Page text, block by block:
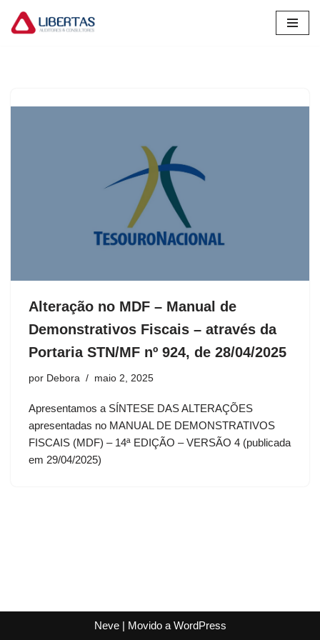
Pular
Alteração no MDF – Manual de
Demonstrativos Fiscais – através da
Portaria STN/MF nº 924, de 28/04/2025
por Debora maio 2, 2025
Apresentamos a SÍNTESE DAS ALTERAÇÕES
apresentadas no MANUAL DE DEMONSTRATIVOS
FISCAIS (MDF) – 14ª EDIÇÃO – VERSÃO 4 (publicada
em 29/04/2025)
Neve| Movido a WordPress